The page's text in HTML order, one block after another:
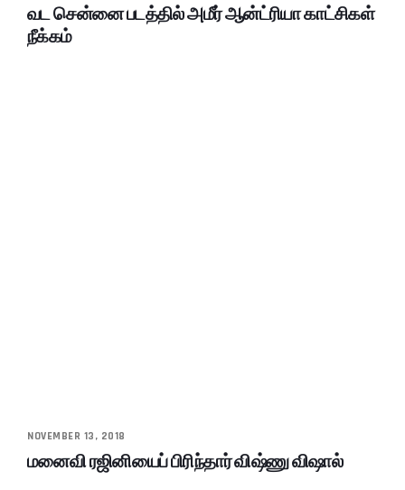
வட சென்னை படத்தில் அமீர் ஆன்ட்ரியா காட்சிகள்
நீக்கம்
NOVEMBER 13, 2018
மனைவி ரஜினியைப் பிரிந்தார் விஷ்ணு விஷால்